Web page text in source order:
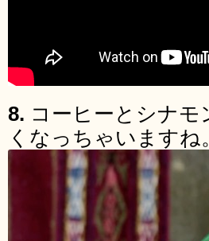
8. コーヒーとシナ
くなっちゃいますね